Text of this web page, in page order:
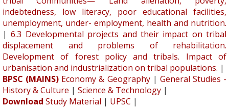
indebtedness, low literacy, poor educational facilities,
unemployment, under- employment, health and nutrition.
|6.3 Developmental projects and their impact on tribal
displacement and problems of rehabilitation.
Development of forest policy and tribals. Impact of
urbanisation and industrialization on tribal populations. |
BPSC (MAINS) Economy & Geography| General Studies -
History & Culture | Science & Technology |
Download Study Material | UPSC |